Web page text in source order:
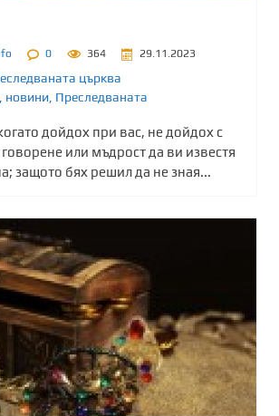
0 364 29.11.2023
църква
новини Преследваната
дойдох при вас, не дойдох с
или мъдрост да ви известя
защото бях решил да не зная...